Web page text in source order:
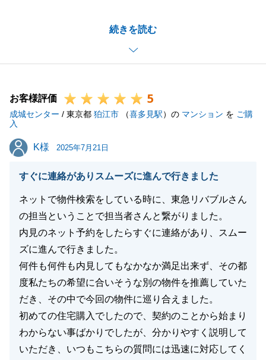
続きを読む
たが、無事にお引渡まで終えることが出来、大変嬉し
人生で何度とない不動産購入の場に立ち会わせて頂
て頂きました。
これからも、弊社で何かお役に立てることがございま
閉じる
お客様評価 5
成城センター / 東京都 狛江市 （喜多見駅）の マンション を ご購
入
K様
K様 2025年7月21日
すぐに連絡がありスムーズに進んで行きました
ネットで物件検索をしている時に、東急リバブルさん
の担当ということで担当者さんと繋がりました。
内見のネット予約をしたらすぐに連絡があり、スムー
ズに進んで行きました。
何件も何件も内見してもなかなか満足出来ず、その都
度私たちの希望に合いそうな別の物件を推薦していた
だき、その中で今回の物件に巡り合えました。
初めての住宅購入でしたので、契約のことから始まり
わからない事ばかりでしたが、分かりやすく説明して
いただき、いつもこちらの質問には迅速に対応してく